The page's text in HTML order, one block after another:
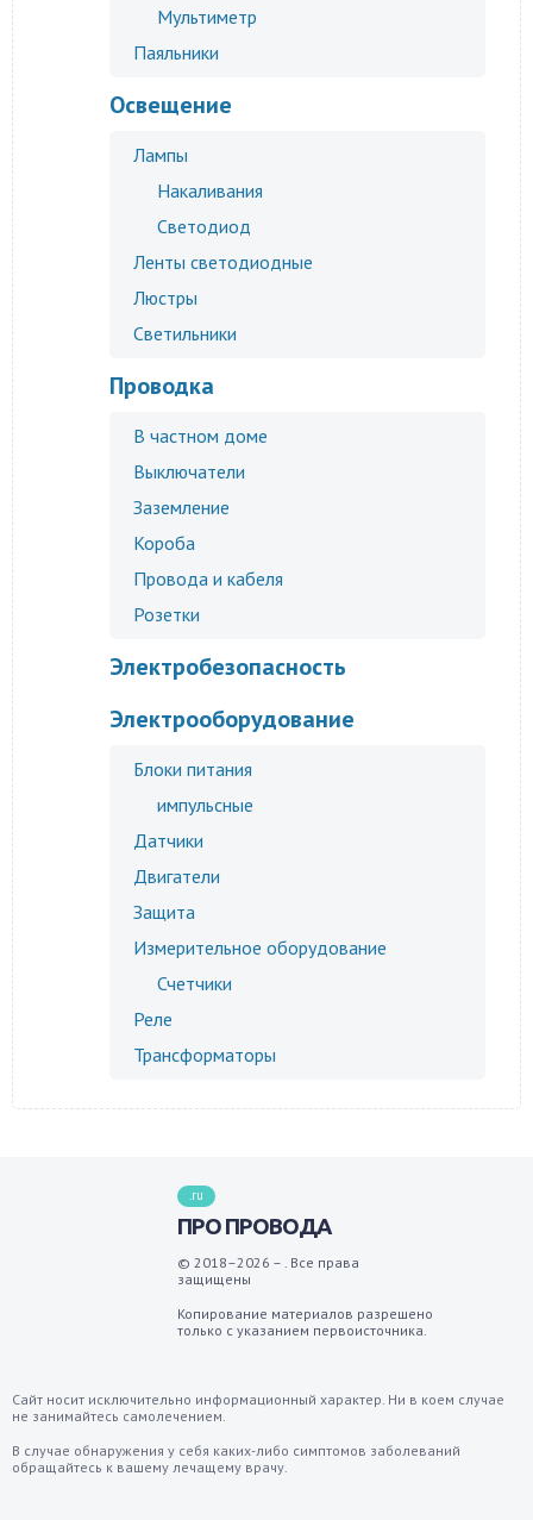
Мультиметр
Паяльники
Освещение
Лампы
Накаливания
Светодиод
Ленты светодиодные
Люстры
Светильники
Проводка
В частном доме
Выключатели
Заземление
Короба
Провода и кабеля
Розетки
Электробезопасность
Электрооборудование
Блоки питания
импульсные
Датчики
Двигатели
Защита
Измерительное оборудование
Счетчики
Реле
Трансформаторы
.ru
ПРО ПРОВОДА
© 2018–2026 – . Все права
защищены
Копирование материалов разрешено
только с указанием первоисточника.
Сайт носит исключительно информационный характер. Ни в коем случае
не занимайтесь самолечением.
В случае обнаружения у себя каких-либо симптомов заболеваний
обращайтесь к вашему лечащему врачу.